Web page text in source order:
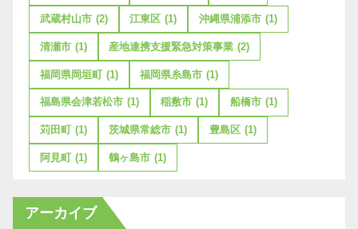
武蔵村山市 (2) 江東区 (1) 沖縄県浦添市 (1)
清瀬市 (1) 産地連携支援緊急対策事業 (2)
福岡県岡垣町 (1) 福岡県糸島市 (1)
福島県会津若松市 (1) 稲敷市 (1) 船橋市 (1)
苅田町 (1) 茨城県常総市 (1) 豊島区 (1)
阿見町 (1) 鶴ヶ島市 (1)
アーカイブ